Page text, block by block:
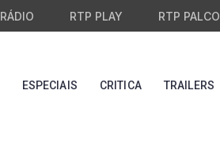
RÁDIO RTP PLAY RTP PALCO
ESPECIAIS CRITICA TRAILERS